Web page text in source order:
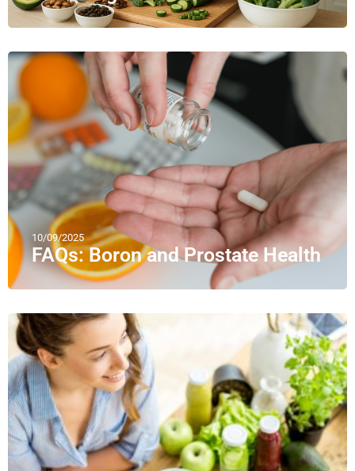
10/09/2025
FAQs: Boron and Prostate Health